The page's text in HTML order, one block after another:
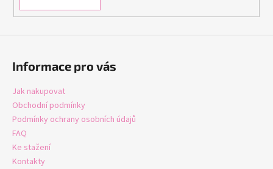
Informace pro vás
Jak nakupovat
Obchodní podmínky
Podmínky ochrany osobních údajů
FAQ
Ke stažení
Kontakty